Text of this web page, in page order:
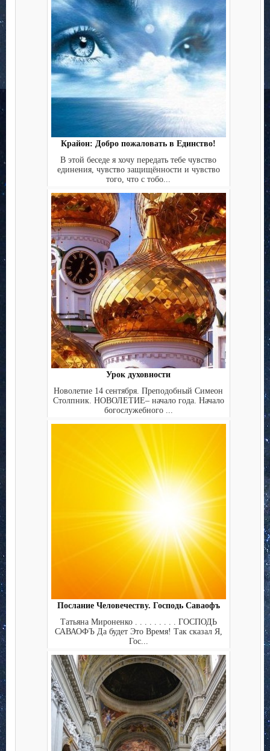
Крайон: Добро пожаловать в Единство!
В этой беседе я хочу передать тебе чувство
единения, чувство защищённости и чувство
того, что с тобо...
Урок духовности
Новолетие 14 сентября. Преподобный Симеон
Столпник. НОВОЛЕТИЕ– начало года. Начало
богослужебного ...
Послание Человечеству. Господь Саваофъ
Татьяна Мироненко . . . . . . . . . ГОСПОДЬ
САВАОФЪ Да будет Это Время! Так сказал Я,
Гос...